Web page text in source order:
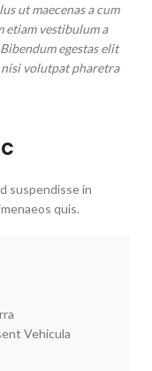
ut maecenas a cum
etiam vestibulum a
egestas elit
nisi volutpat pharetra
suspendisse in
quis.
Vehicula